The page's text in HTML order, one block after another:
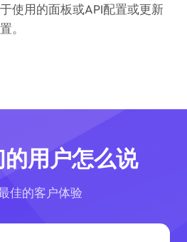
使用的面板或API配置或更新
。
用户怎么说
佳的客户体验